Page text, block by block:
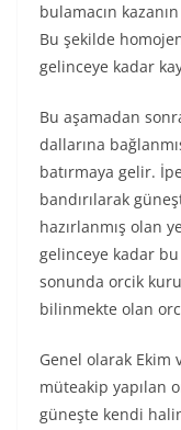
bulamacın
Bu şekilde
gelinceye kadar
Bu aşamadan
dallarına
batırmaya gelir.
bandırılarak
hazırlanmış olan
gelinceye kadar
sonunda orcik
bilinmekte olan
Genel olarak Ekim
müteakip yapılan
güneşte kendi